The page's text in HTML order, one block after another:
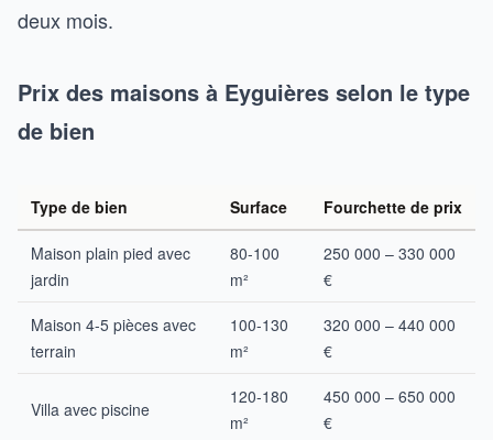
deux mois.
Prix des maisons à Eyguières selon le type
de bien
Type de bien Surface Fourchette de prix
Maison plain pied avec
jardin
80-100
m²
250 000 – 330 000
€
Maison 4-5 pièces avec
terrain
100-130
m²
320 000 – 440 000
€
Villa avec piscine
120-180
m²
450 000 – 650 000
€